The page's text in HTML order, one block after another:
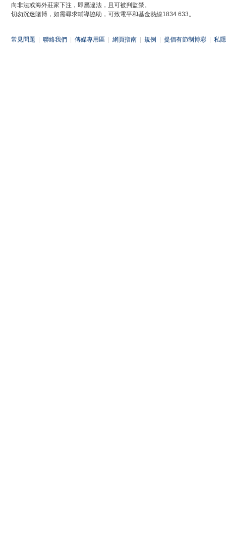
向非法或海外莊家下注，即屬違法，且可被判監禁。
切勿沉迷賭博，如需尋求輔導協助，可致電平和基金熱線1834 633。
常見問題 聯絡我們 傳媒專用區 網頁指南 規例 提倡有節制博彩 私